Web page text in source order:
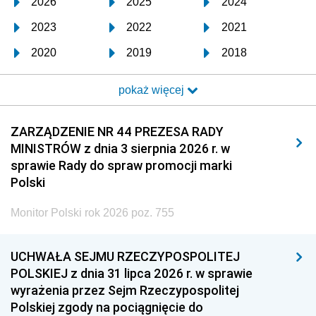
2023 2022 2021
2020 2019 2018
2017 2016 2015
2014 2013 2012
2011 2010 2009
2008 2007 2006
2005
1996 1995 1994
1993 1992 1991
1990 1989
pokaż więcej
ZARZĄDZENIE NR 44 PREZESA RADY
MINISTRÓW z dnia 3 sierpnia 2026 r. w
sprawie Rady do spraw promocji marki
Polski
Monitor Polski rok 2026 poz. 755
UCHWAŁA SEJMU RZECZYPOSPOLITEJ
POLSKIEJ z dnia 31 lipca 2026 r. w sprawie
wyrażenia przez Sejm Rzeczypospolitej
Polskiej zgody na pociągnięcie do